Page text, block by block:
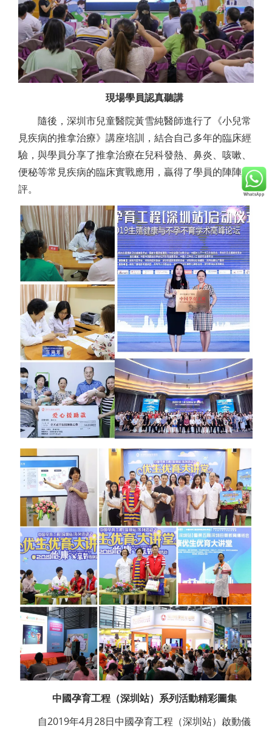
現場學員認真聽講
隨後，深圳市兒童醫院黃雪純醫師進行了《小兒常
見疾病的推拿治療》講座培訓，結合自己多年的臨床經
驗，與學員分享了推拿治療在兒科發熱、鼻炎、咳嗽、
便秘等常見疾病的臨床實戰應用，贏得了學員的陣陣好
評。
中國孕育工程（深圳站）系列活動精彩圖集
自2019年4月28日中國孕育工程（深圳站）啟動儀